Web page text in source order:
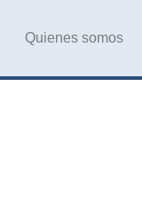
Quienes somos